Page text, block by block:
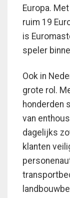
Europa.
ruim 19
is
speler
Ook in
grote rol.
honderden
van
dagelijks
klanten